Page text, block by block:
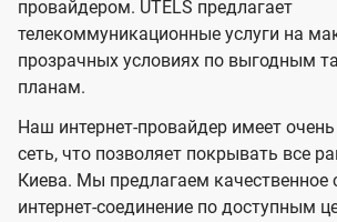
s
и
д
е
н
и
я
провайдером. UTELS предлагает
телекоммуникационные услуги на
прозрачных условиях по выгодным
планам.
Наш интернет-провайдер имеет
сеть, что позволяет покрывать все
Киева. Мы предлагаем качественное
интернет-соединение по доступным